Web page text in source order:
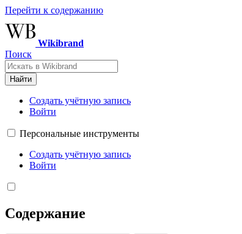
Перейти к содержанию
Wikibrand
Поиск
Найти
Создать учётную запись
Войти
Персональные инструменты
Создать учётную запись
Войти
Содержание